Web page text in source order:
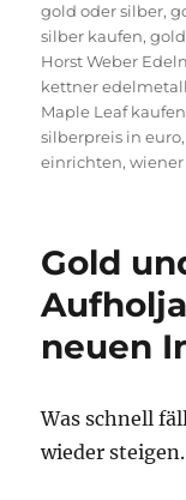
gold oder silber,
silber kaufen,
Horst Weber
kettner
Maple Leaf kaufen
silberpreis in euro
einrichten,
Gold
neuen
Was schnell
wieder steigen.